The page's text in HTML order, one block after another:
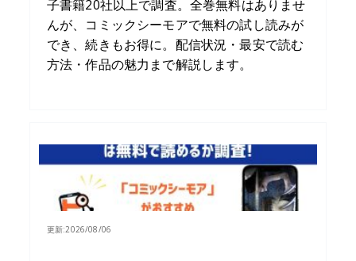
子書籍20社以上で調査。全巻無料はありませ
んが、コミックシーモアで無料の試し読みが
でき、続きもお得に。配信状況・最安で読む
方法・作品の魅力まで解説します。
更新:2026/08/06